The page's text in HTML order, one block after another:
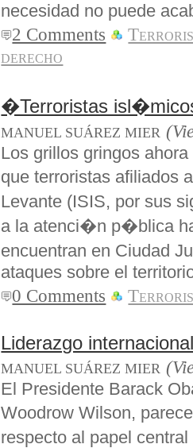
necesidad no puede
2 Comments
derecho
�Terroristas
MANUEL SUÁREZ MIER
Los grillos gringos
que terroristas afiliados
Levante (ISIS, por sus
a la atenci�n p�blica
encuentran en Ciudad
ataques sobre el
0 Comments
Liderazgo
MANUEL SUÁREZ MIER
El Presidente Barack
Woodrow Wilson,
respecto al papel